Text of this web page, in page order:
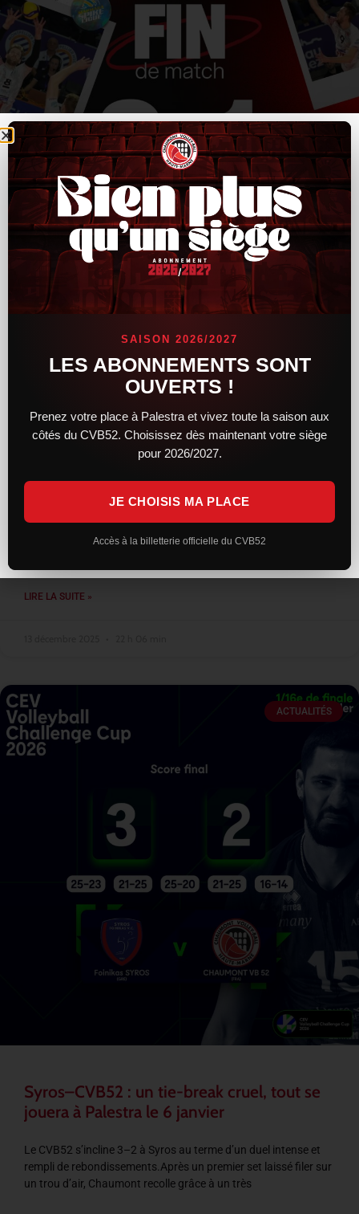
Une résistance courageuse, mais
Face au leader montpelliérain, le CVB52 a livré une prestation
sérieuse et engagée. Solides dès l’entame, les Chaumontais ont
su concrétiser leur bon début de match en remportant le
LIRE LA SUITE »
ACTUALITÉS
Syros–CVB52 : un tie-break cruel, tout se
jouera à Palestra le 6 janvier
Le CVB52 s’incline 3–2 à Syros au terme d’un duel intense et
rempli de rebondissements.Après un premier set laissé filer sur
un trou d’air, Chaumont recolle grâce à un très
SAISON 2026/2027
LES ABONNEMENTS SONT
OUVERTS !
Prenez votre place à Palestra et vivez toute la saison aux
côtés du CVB52. Choisissez dès maintenant votre siège
pour 2026/2027.
JE CHOISIS MA PLACE
Accès à la billetterie officielle du CVB52